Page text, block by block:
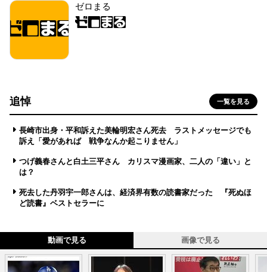
ゼロまる
追悼 一覧を見る
長崎市出身・平和訴えた美輪明宏さん死去 ラストメッセージでも
訴え「愛があれば 戦争なんか起こりません」
つげ義春さんと白土三平さん カリスマ漫画家、二人の「違い」と
は？
死去した丹羽宇一郎さんは、経済界有数の読書家だった 『死ぬほ
ど読書』ベストセラーに
動画で見る 画像で見る